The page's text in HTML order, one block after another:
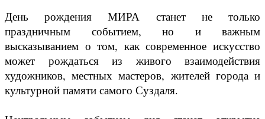
День рождения МИРА станет не только
праздничным событием, но и важным
высказыванием о том, как современное искусство
может рождаться из живого взаимодействия
художников, местных мастеров, жителей города и
культурной памяти самого Суздаля.